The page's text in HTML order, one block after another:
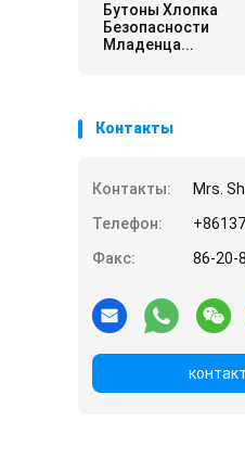
Бутоны Хлопка
Безопасности
Младенца...
Контакты
Контакты:
Mrs.
Телефон:
Факс:
86-20-
контакт